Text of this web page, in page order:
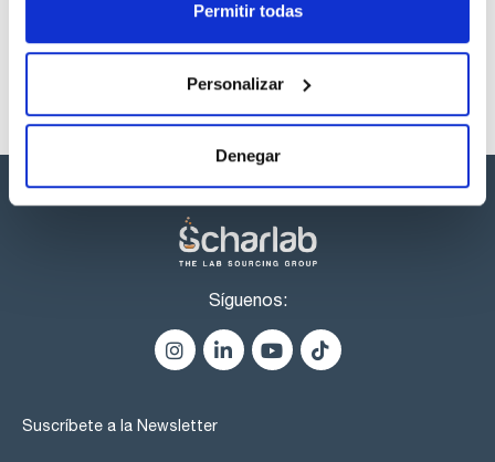
Permitir todas
Personalizar
Denegar
Síguenos:
Suscríbete a la Newsletter